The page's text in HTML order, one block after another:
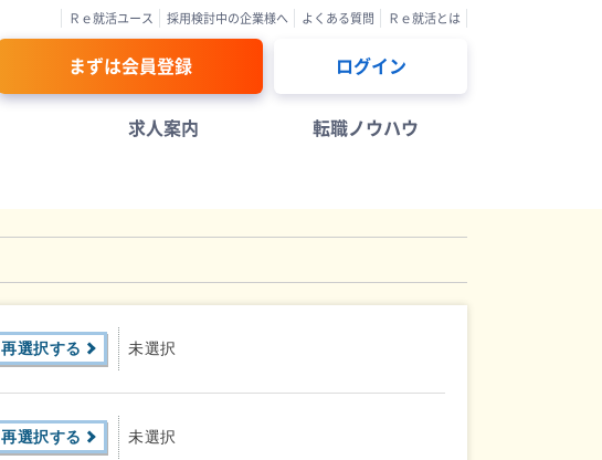
Ｒｅ就活ユース 採用検討中の企業様へ よくある質問 Ｒｅ就活とは
まずは会員登録 ログイン
求人案内 転職ノウハウ
再選択する 未選択
再選択する 未選択